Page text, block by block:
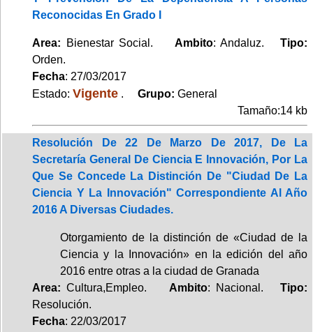
Reconocidas En Grado I
Area: Bienestar Social. Ambito: Andaluz.Tipo:
Orden.
Fecha: 27/03/2017
Estado: Vigente . Grupo: General
Tamaño:14 kb
Resolución De 22 De Marzo De 2017, De La
Secretaría General De Ciencia E Innovación, Por La
Que Se Concede La Distinción De "Ciudad De La
Ciencia Y La Innovación" Correspondiente Al Año
2016 A Diversas Ciudades.
Otorgamiento de la distinción de «Ciudad de la
Ciencia y la Innovación» en la edición del año
2016 entre otras a la ciudad de Granada
Area: Cultura,Empleo. Ambito: Nacional. Tipo:
Resolución.
Fecha: 22/03/2017